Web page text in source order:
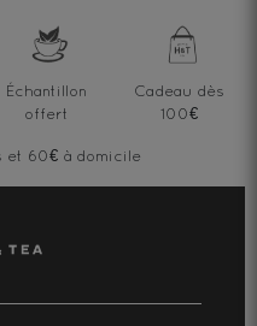
Échantillon
offert
Cadeau dès
100€
et 60€ à domicile